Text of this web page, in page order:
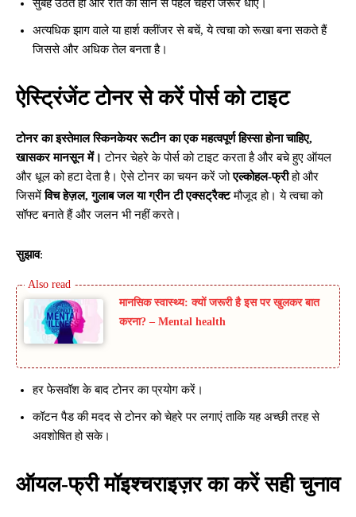
सुबह उठते ही और रात को सोने से पहले चेहरा जरूर धोएं।
अत्यधिक झाग वाले या हार्श क्लींजर से बचें, ये त्वचा को रूखा बना सकते हैं
जिससे और अधिक तेल बनता है।
ऐस्ट्रिंजेंट टोनर से करें पोर्स को टाइट
टोनर का इस्तेमाल स्किनकेयर रूटीन का एक महत्वपूर्ण हिस्सा होना चाहिए,
खासकर मानसून में। टोनर चेहरे के पोर्स को टाइट करता है और बचे हुए ऑयल
और धूल को हटा देता है। ऐसे टोनर का चयन करें जोएल्कोहल-फ्रीहो और
जिसमेंविच हेज़ल, गुलाब जल या ग्रीन टी एक्सट्रैक्टमौजूद हो। ये त्वचा को
सॉफ्ट बनाते हैं और जलन भी नहीं करते।
सुझाव:
मानसिक स्वास्थ्य: क्यों जरूरी है इस पर खुलकर बात
करना? – Mental health
हर फेसवॉश के बाद टोनर का प्रयोग करें।
कॉटन पैड की मदद से टोनर को चेहरे पर लगाएं ताकि यह अच्छी तरह से
अवशोषित हो सके।
ऑयल-फ्री मॉइश्चराइज़र का करें सही चुनाव